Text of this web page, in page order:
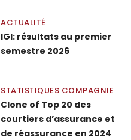
ACTUALITÉ
IGI: résultats au premier
semestre 2026
STATISTIQUES COMPAGNIE
Clone of Top 20 des
courtiers d’assurance et
de réassurance en 2024